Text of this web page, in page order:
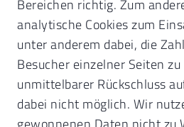
Bereichen richtig. Zum
analytische Cookies zum
unter anderem dabei, die
Besucher einzelner Seiten
unmittelbarer Rückschluss
dabei nicht möglich. Wir
Sonstige
Kontakt zur
Arten des